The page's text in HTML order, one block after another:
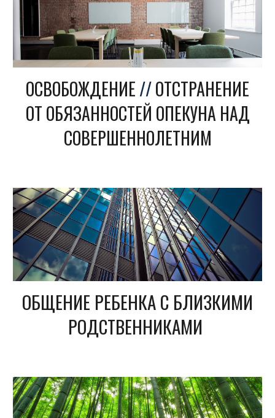
ОСВОБОЖДЕНИЕ//ОТСТРАНЕНИЕ
ОТ ОБЯЗАННОСТЕЙ ОПЕКУНА НАД
СОВЕРШЕННОЛЕТНИМ
ОБЩЕНИЕ РЕБЕНКА С БЛИЗКИМИ
РОДСТВЕННИКАМИ